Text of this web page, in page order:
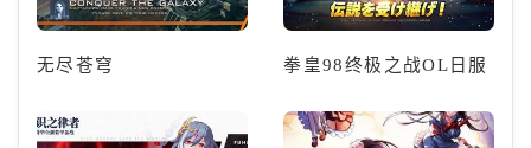
无尽苍穹 拳皇98终极之战OL日服